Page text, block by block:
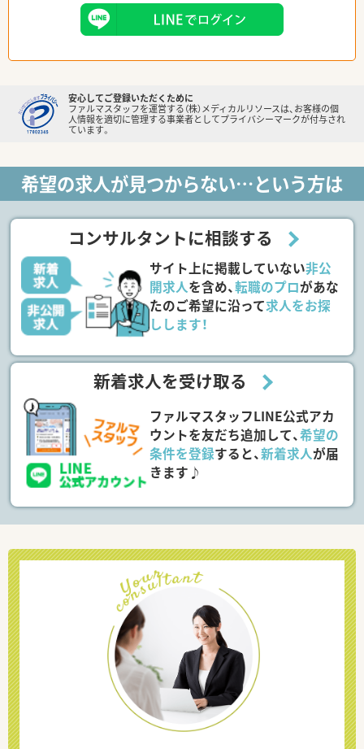
安心してご登録いただくために
ファルマスタッフを運営する（株）メディカルリソースは、お客様の個
人情報を適切に管理する事業者としてプライバシーマークが付与され
ています。
希望の求人が見つからない…という方は
コンサルタントに相談する
サイト上に掲載していない非公
開求人を含め、転職のプロがあな
たのご希望に沿って求人をお探
しします！
新着求人を受け取る
ファルマスタッフLINE公式アカ
ウントを友だち追加して、希望の
条件を登録すると、新着求人が届
きます♪